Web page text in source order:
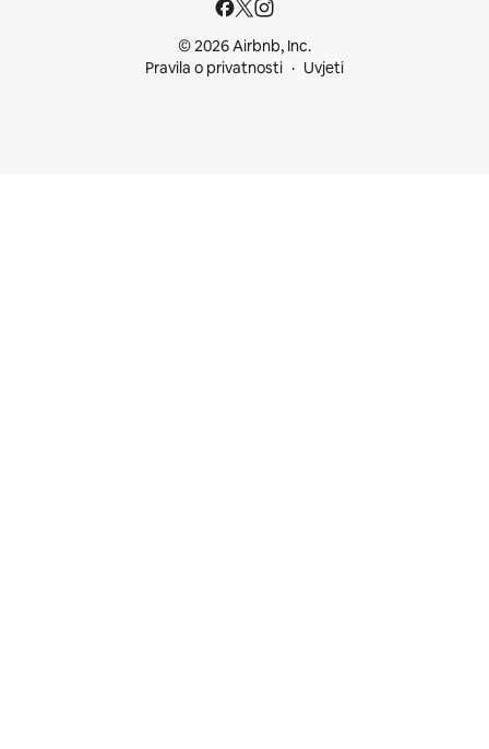
© 2026 Airbnb, Inc.
Pravila o privatnosti
Uvjeti